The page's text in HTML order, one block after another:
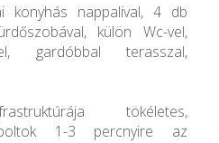
konyhás nappalival, 4 db
külön Wc-vel,
gardóbbal terasszal,
tökéletes,
1-3 percnyire az